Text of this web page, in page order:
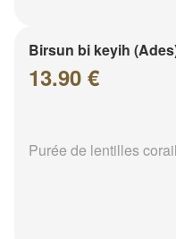
Birsun bi keyih
13.90 €
Purée de lentilles